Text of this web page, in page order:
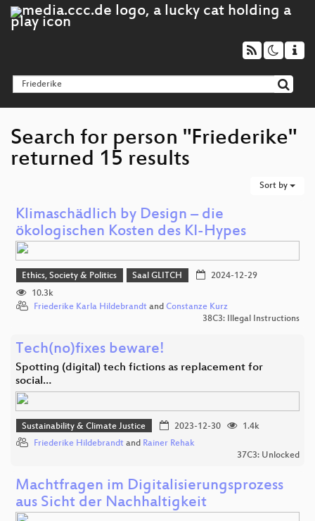
Search for person "Friederike"
returned 15 results
Sort by
Klimaschädlich by Design – die
ökologischen Kosten des KI-Hypes
Ethics, Society & Politics Saal GLITCH
2024-12-29
10.3k
Friederike Karla Hildebrandt and Constanze Kurz
38C3: Illegal Instructions
Tech(no)fixes beware!
Spotting (digital) tech fictions as replacement for
social…
Sustainability & Climate Justice 2023-12-30
1.4k
Friederike Hildebrandt and Rainer Rehak
37C3: Unlocked
Machtfragen im Digitalisierungsprozess
aus Sicht der Nachhaltigkeit